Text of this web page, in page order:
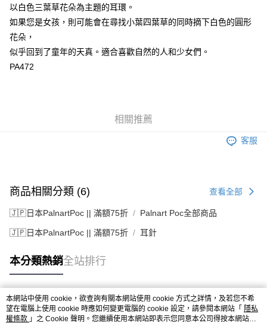
以白色三葉草花朵為主題的耳環。
如果您是女孩，則可能會在尋找小葉四葉草的同時摘下白色的圓形
花朵，
似乎回到了童年的天真。適合喜歡自然的人和少女們。
PA472
相關推薦
客服
商品相關分類 (6) 查看全部
🇯🇵日本PalnartPoc || 滿額75折 Palnart Poc全部商品
🇯🇵日本PalnartPoc || 滿額75折 耳針
本分類熱銷全站排行
熱門標籤
本網站中使用 cookie，欲查詢有關本網站使用 cookie 方式之詳情，及若您不希
望在電腦上使用 cookie 時應如何變更電腦的 cookie 設定，請參閱本網站「 隱私
權條款 」之 Cookie 聲明。您繼續使用本網站即表示您同意本公司得按本網站使